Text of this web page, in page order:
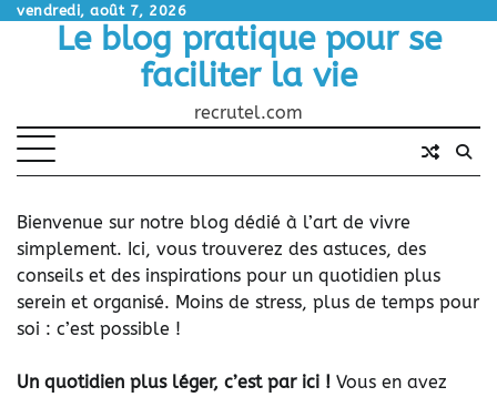
Skipvendredi, août 7, 2026
Le blog pratique pour se
faciliter la vie
recrutel.com
Bienvenue sur notre blog dédié à l’art de vivre
simplement. Ici, vous trouverez des astuces, des
conseils et des inspirations pour un quotidien plus
serein et organisé. Moins de stress, plus de temps pour
soi : c’est possible !
Un quotidien plus léger, c’est par ici ! Vous en avez